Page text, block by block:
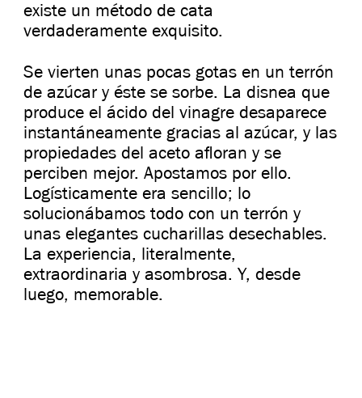
existe un método de cata
verdaderamente exquisito.
Se vierten unas pocas gotas en un terrón
de azúcar y éste se sorbe. La disnea que
produce el ácido del vinagre desaparece
instantáneamente gracias al azúcar, y las
propiedades del aceto afloran y se
perciben mejor. Apostamos por ello.
Logísticamente era sencillo; lo
solucionábamos todo con un terrón y
unas elegantes cucharillas desechables.
La experiencia, literalmente,
extraordinaria y asombrosa. Y, desde
luego, memorable.